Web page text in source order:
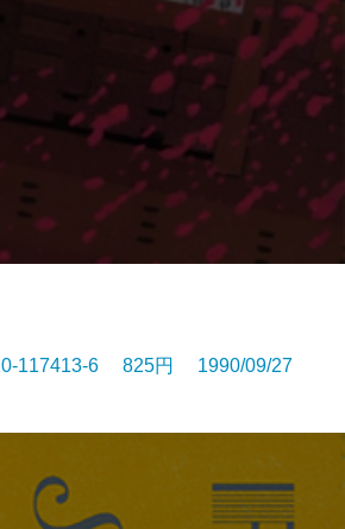
117413-6 825円 1990/09/27